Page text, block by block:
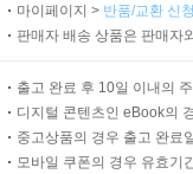
마이페이지 > 반품/교환 신
판매자 배송 상품은 판매자
출고 완료 후 10일 이내의
디지털 콘텐츠인 eBook의
중고상품의 경우 출고 완료
모바일 쿠폰의 경우 유효기